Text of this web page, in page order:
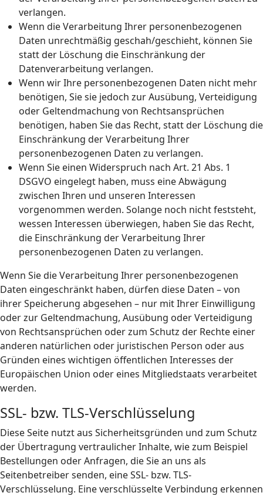
verlangen.
Wenn die Verarbeitung Ihrer personenbezogenen
Daten unrechtmäßig geschah/geschieht, können Sie
statt der Löschung die Einschränkung der
Datenverarbeitung verlangen.
Wenn wir Ihre personenbezogenen Daten nicht mehr
benötigen, Sie sie jedoch zur Ausübung, Verteidigung
oder Geltendmachung von Rechtsansprüchen
benötigen, haben Sie das Recht, statt der Löschung die
Einschränkung der Verarbeitung Ihrer
personenbezogenen Daten zu verlangen.
Wenn Sie einen Widerspruch nach Art. 21 Abs. 1
DSGVO eingelegt haben, muss eine Abwägung
zwischen Ihren und unseren Interessen
vorgenommen werden. Solange noch nicht feststeht,
wessen Interessen überwiegen, haben Sie das Recht,
die Einschränkung der Verarbeitung Ihrer
personenbezogenen Daten zu verlangen.
Wenn Sie die Verarbeitung Ihrer personenbezogenen
Daten eingeschränkt haben, dürfen diese Daten – von
ihrer Speicherung abgesehen – nur mit Ihrer Einwilligung
oder zur Geltendmachung, Ausübung oder Verteidigung
von Rechtsansprüchen oder zum Schutz der Rechte einer
anderen natürlichen oder juristischen Person oder aus
Gründen eines wichtigen öffentlichen Interesses der
Europäischen Union oder eines Mitgliedstaats verarbeitet
werden.
SSL- bzw. TLS-Verschlüsselung
Diese Seite nutzt aus Sicherheitsgründen und zum Schutz
der Übertragung vertraulicher Inhalte, wie zum Beispiel
Bestellungen oder Anfragen, die Sie an uns als
Seitenbetreiber senden, eine SSL- bzw. TLS-
Verschlüsselung. Eine verschlüsselte Verbindung erkennen